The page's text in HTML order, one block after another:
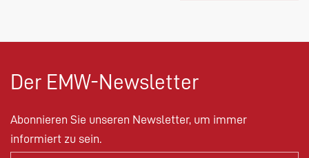
Der EMW-Newsletter
Abonnieren Sie unseren Newsletter, um immer
informiert zu sein.